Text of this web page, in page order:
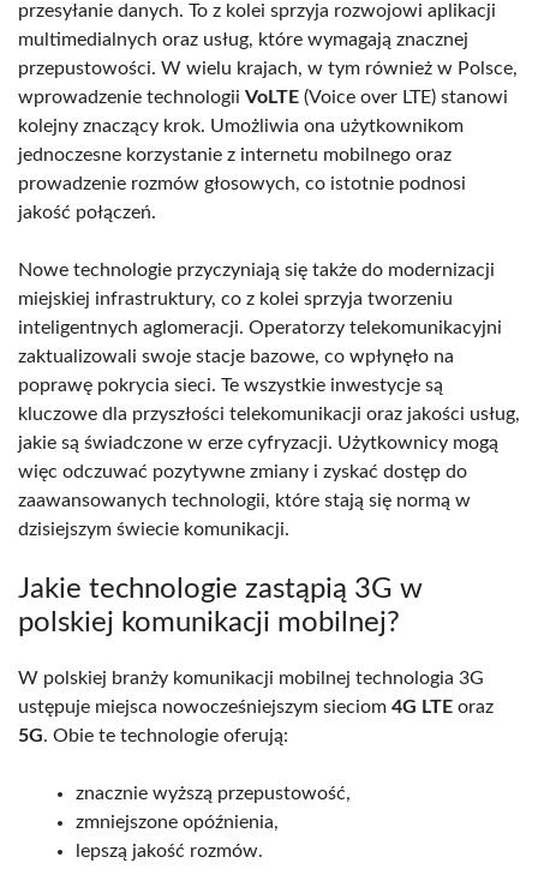
przesyłanie danych. To z kolei sprzyja rozwojowi aplikacji
multimedialnych oraz usług, które wymagają znacznej
przepustowości. W wielu krajach, w tym również w Polsce,
wprowadzenie technologii VoLTE (Voice over LTE) stanowi
kolejny znaczący krok. Umożliwia ona użytkownikom
jednoczesne korzystanie z internetu mobilnego oraz
prowadzenie rozmów głosowych, co istotnie podnosi
jakość połączeń.
Nowe technologie przyczyniają się także do modernizacji
miejskiej infrastruktury, co z kolei sprzyja tworzeniu
inteligentnych aglomeracji. Operatorzy telekomunikacyjni
zaktualizowali swoje stacje bazowe, co wpłynęło na
poprawę pokrycia sieci. Te wszystkie inwestycje są
kluczowe dla przyszłości telekomunikacji oraz jakości usług,
jakie są świadczone w erze cyfryzacji. Użytkownicy mogą
więc odczuwać pozytywne zmiany i zyskać dostęp do
zaawansowanych technologii, które stają się normą w
dzisiejszym świecie komunikacji.
Jakie technologie zastąpią 3G w
polskiej komunikacji mobilnej?
W polskiej branży komunikacji mobilnej technologia 3G
ustępuje miejsca nowocześniejszym sieciom 4G LTE oraz
5G. Obie te technologie oferują:
znacznie wyższą przepustowość,
zmniejszone opóźnienia,
lepszą jakość rozmów.